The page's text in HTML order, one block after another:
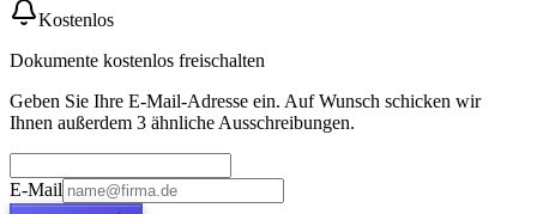
Kostenlos
Dokumente kostenlos freischalten
Geben Sie Ihre E-Mail-Adresse ein. Auf Wunsch schicken wir
Ihnen außerdem 3 ähnliche Ausschreibungen.
E-Mail